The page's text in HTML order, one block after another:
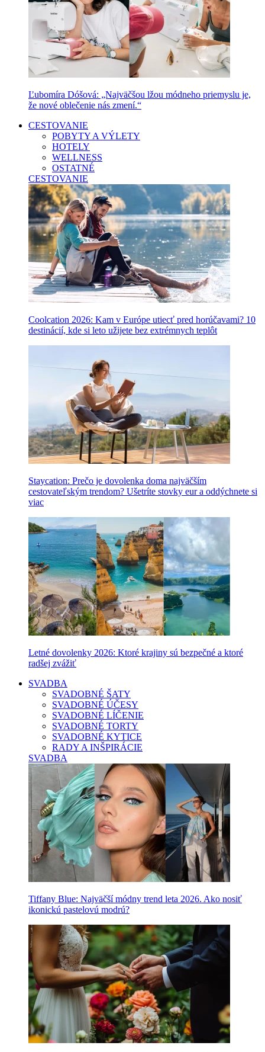
Ľubomíra Dóšová: „Najväčšou lžou módneho priemyslu je,
že nové oblečenie nás zmení.“
CESTOVANIE
POBYTY A VÝLETY
HOTELY
WELLNESS
OSTATNÉ
CESTOVANIE
Coolcation 2026: Kam v Európe utiecť pred horúčavami? 10
destinácií, kde si leto užijete bez extrémnych teplôt
Staycation: Prečo je dovolenka doma najväčším
cestovateľským trendom? Ušetríte stovky eur a oddýchnete si
viac
Letné dovolenky 2026: Ktoré krajiny sú bezpečné a ktoré
radšej zvážiť
SVADBA
SVADOBNÉ ŠATY
SVADOBNÉ ÚČESY
SVADOBNÉ LÍČENIE
SVADOBNÉ TORTY
SVADOBNÉ KYTICE
RADY A INŠPIRÁCIE
SVADBA
Tiffany Blue: Najväčší módny trend leta 2026. Ako nosiť
ikonickú pastelovú modrú?